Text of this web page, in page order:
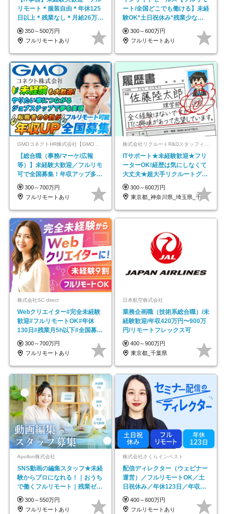
リモート＊服装自由＊年休125
日以上＊残業なし＊月給26万円
以上
350～500万円
フルリモートあり
ート/全国どこでも働ける】未経
験OK*土日祝休み*残業少なめ*
在宅勤務手当あり
300～600万円
フルリモートあり
GMOコネクトHR株式会社【GMOインターネットグループ】
【総合職（事務/マーケ/広報
等）】未経験大歓迎／フルリモ
可で全国募集！年収アップ多数
★年休最大130日★
300～700万円
フルリモートあり
ITサポート★未経験歓迎★フリ
ーターOK!経歴は気にしなくて
大丈夫★超大手リクルートグル
ープの正社員/sg
300～600万円
東京都_神奈川県_埼玉県_千葉県_大阪府…
株式会社SC direct
Webクリエイター#完全未経験
歓迎#フルリモートOK#年休
130日#残業月5h以下#全国募集
#最大1年の研修
300～700万円
フルリモートあり
日本航空株式会社
業務企画職（技術系総合職）/未
経験歓迎/年収420万円〜900万
円/リモートフレックス可
400～900万円
東京都_千葉県
Apollon株式会社
SNS動画の編集スタッフ★未経
験からプロになれる！｜おうち
で働くフルリモート｜残業ゼロ
で18時退勤◎
300～550万円
フルリモートあり
株式会社さくらインベスト
配信ディレクター（ウェビナー
運営）／フルリモートOK／土
日祝休み／年休123日／年収
600万円可
400～600万円
フルリモートあり